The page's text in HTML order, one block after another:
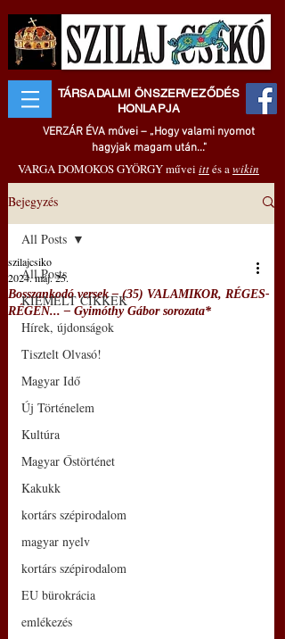
TÁRSADALMI ÖNSZERVEZŐDÉS
HONLAPJA
VERZÁR ÉVA művei – „Hogy valami nyomot
hagyjak magam után..."
VARGA DOMOKOS GYÖRGY művei ittés awikin
Bejegyzés
All Posts
KIEMELT CIKKEK
Hírek, újdonságok
Tisztelt Olvasó!
Magyar Idő
Új Történelem
Kultúra
Magyar Őstörténet
Kakukk
kortárs szépirodalom
magyar nyelv
kortárs szépirodalom
EU bürokrácia
emlékezés
All Posts
Bosszankodó versek – (35) VALAMIKOR, RÉGES-
RÉGEN... – Gyimóthy Gábor sorozata*
szilajcsiko
2024. máj. 25.